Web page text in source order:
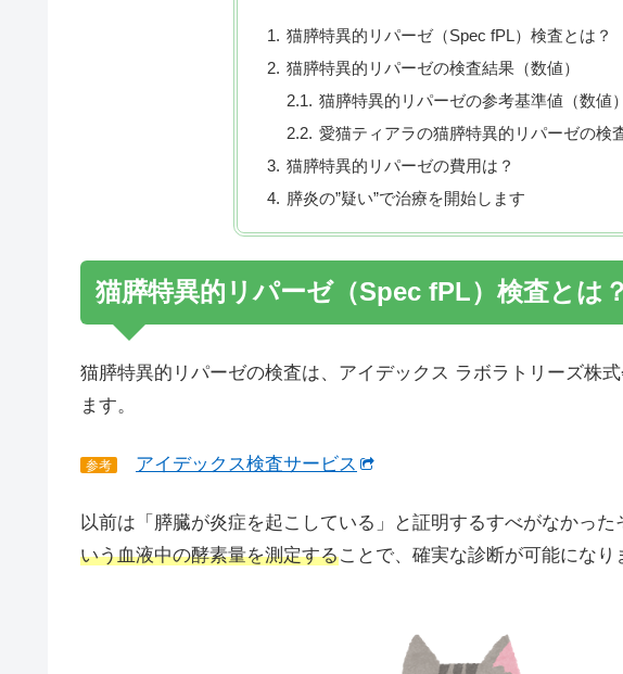
猫膵特異的リパーゼ（Spec fPL）検査とは？
猫膵特異的リパーゼの検査結果（数値）
猫膵特異的リパーゼの参考基準値（数値）
愛猫ティアラの猫膵特異的リパーゼの検
猫膵特異的リパーゼの費用は？
膵炎の”疑い”で治療を開始します
猫膵特異的リパーゼ（Spec fPL）検査とは？
猫膵特異的リパーゼの検査は、アイデックス ラボラトリーズ株
ます。
参考 アイデックス検査サービス
以前は「膵臓が炎症を起こしている」と証明するすべがなかった
いう血液中の酵素量を測定することで、確実な診断が可能になり